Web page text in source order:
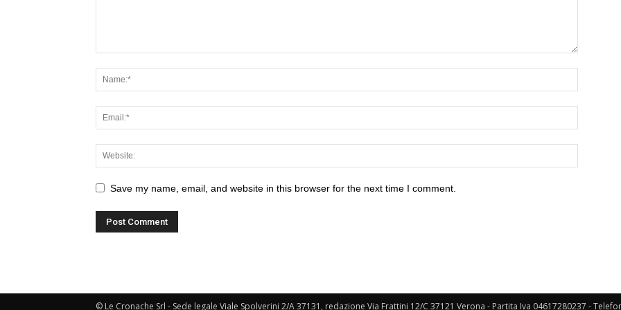
Save my name, email, and website in this browser for the next time I comment.
© Le Cronache Srl - Sede legale Viale Spolverini 2/A 37131, redazione Via Frattini 12/C 37121 Verona - Partita Iva 04617280237 -